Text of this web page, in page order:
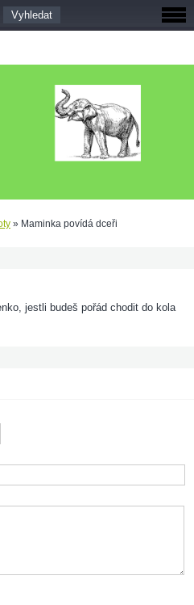
» Maminka povídá dceři
jestli budeš pořád chodit do kola